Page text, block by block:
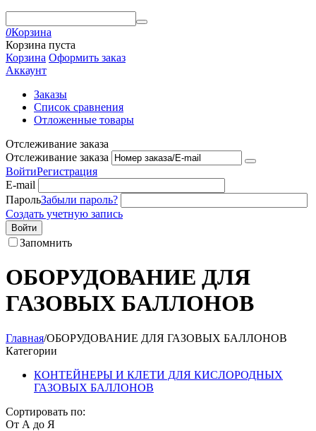
0Корзина
Корзина пуста
Корзина Оформить заказ
Аккаунт
Заказы
Список сравнения
Отложенные товары
Отслеживание заказа
Отслеживание заказа
ВойтиРегистрация
E-mail
ПарольЗабыли пароль?
Создать учетную запись
Войти
Запомнить
ОБОРУДОВАНИЕ ДЛЯ
ГАЗОВЫХ БАЛЛОНОВ
Главная/ОБОРУДОВАНИЕ ДЛЯ ГАЗОВЫХ БАЛЛОНОВ
Категории
КОНТЕЙНЕРЫ И КЛЕТИ ДЛЯ КИСЛОРОДНЫХ
ГАЗОВЫХ БАЛЛОНОВ
Сортировать по:
От А до Я